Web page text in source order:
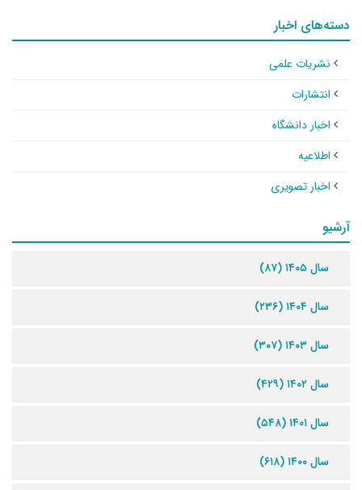
دسته‌های اخبار
نشریات علمی
انتشارات
اخبار دانشگاه
اطلاعیه
اخبار تصویری
آرشیو
سال ۱۴۰۵ (۸۷)
سال ۱۴۰۴ (۲۳۶)
سال ۱۴۰۳ (۳۰۷)
سال ۱۴۰۲ (۴۲۹)
سال ۱۴۰۱ (۵۴۸)
سال ۱۴۰۰ (۶۱۸)